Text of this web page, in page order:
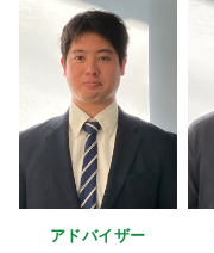
アドバイザー